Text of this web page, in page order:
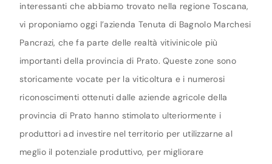
interessanti che abbiamo trovato nella regione Toscana,
vi proponiamo oggi l’azienda Tenuta di Bagnolo Marchesi
Pancrazi, che fa parte delle realtà vitivinicole più
importanti della provincia di Prato. Queste zone sono
storicamente vocate per la viticoltura e i numerosi
riconoscimenti ottenuti dalle aziende agricole della
provincia di Prato hanno stimolato ulteriormente i
produttori ad investire nel territorio per utilizzarne al
meglio il potenziale produttivo, per migliorare